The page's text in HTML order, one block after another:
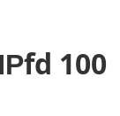
100